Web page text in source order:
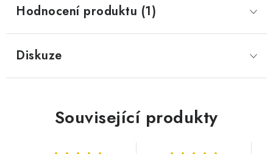
Hodnocení produktu (1)
Diskuze
Související produkty